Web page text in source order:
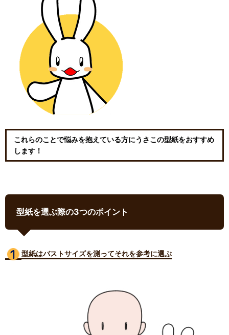
これらのことで悩みを抱えている方にうさこの型紙をおすすめ
します！
型紙を選ぶ際の3つのポイント
型紙はバストサイズを測ってそれを参考に選ぶ